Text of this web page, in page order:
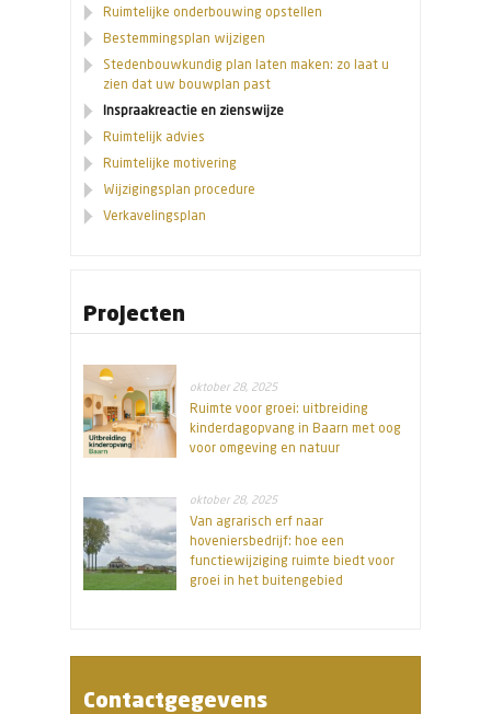
Ruimtelijke onderbouwing opstellen
Bestemmingsplan wijzigen
Stedenbouwkundig plan laten maken: zo laat u
zien dat uw bouwplan past
Inspraakreactie en zienswijze
Ruimtelijk advies
Ruimtelijke motivering
Wijzigingsplan procedure
Verkavelingsplan
Projecten
oktober 28, 2025
Ruimte voor groei: uitbreiding
kinderdagopvang in Baarn met oog
voor omgeving en natuur
oktober 28, 2025
Van agrarisch erf naar
hoveniersbedrijf: hoe een
functiewijziging ruimte biedt voor
groei in het buitengebied
Contactgegevens